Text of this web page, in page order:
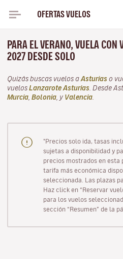
OFERTAS VUELOS
PARA EL VERANO, VUELA CON
2027 DESDE SOLO
Quizás buscas vuelos a Asturias o
vuelos Lanzarote Asturias . Desde
Murcia Bolonia , y Valencia
"Precios solo ida, tasas
sujetas a disponibilidad y
precios mostrados en esta
tarifa más económica
seleccionada. Las plazas
Haz click en “Reservar
para los vuelos
sección “Resumen” de la